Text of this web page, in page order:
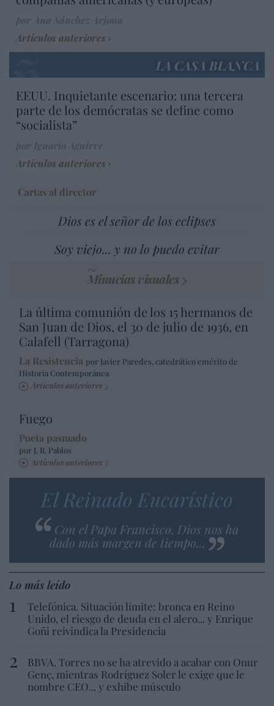
Artículos anteriores
LA CASA BLANCA
EEUU. Inquietante escenario: una tercera
parte de los demócratas se define como
“socialista”
Artículos anteriores
Cartas al director
Dios es el señor de los eclipses
Soy viejo... y no lo puedo evitar
Minucias visuales
La última comunión de los 15 hermanos de
San Juan de Dios, el 30 de julio de 1936, en
Calafell (Tarragona)
La Resistencia por Javier Paredes, catedrático emérito de
Historia Contemporánea
Artículos anteriores
Fuego
Poeta pasmado
por J. R. Pablos
Artículos anteriores
El Reinado Eucarístico
Con el Papa Francisco, Dios nos ha
dado más margen de tiempo...
Lo más leído
Telefónica. Situación límite: bronca en Reino
Unido, el riesgo de deuda en el alero... y Enrique
Goñi reivindica la Presidencia
BBVA. Torres no se ha atrevido a acabar con Onur
Genç, mientras Rodríguez Soler le exige que le
nombre CEO... y exhibe músculo